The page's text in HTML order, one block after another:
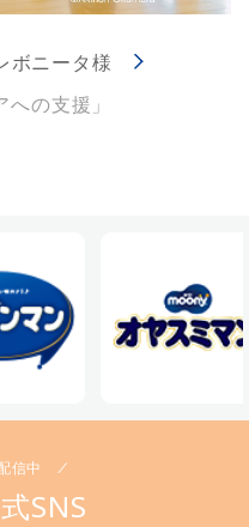
ボニータ様
への支援」
信中
SNS